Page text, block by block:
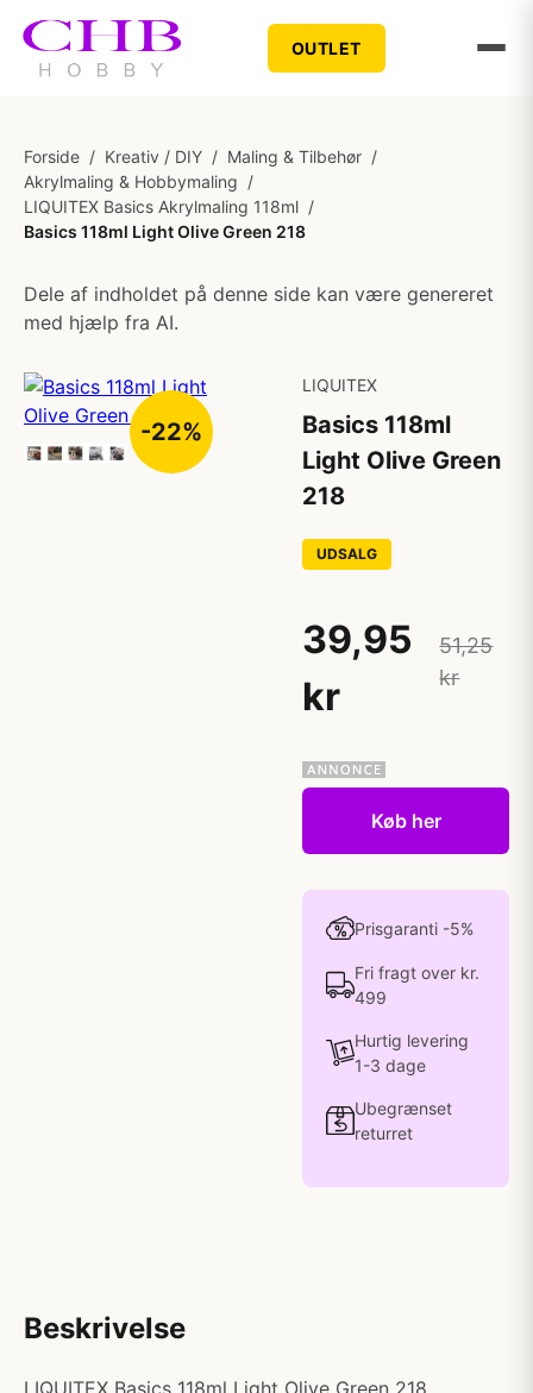
OUTLET
Forside / Kreativ / DIY / Maling & Tilbehør /
Akrylmaling & Hobbymaling /
LIQUITEX Basics Akrylmaling 118ml /
Basics 118ml Light Olive Green 218
Dele af indholdet på denne side kan være genereret
med hjælp fra AI.
-22%
LIQUITEX
Basics 118ml
Light Olive Green
218
UDSALG
39,95
kr
51,25
kr
Køb her
Prisgaranti -5%
Fri fragt over kr.
499
Hurtig levering
1-3 dage
Ubegrænset
returret
Beskrivelse
LIQUITEX Basics 118ml Light Olive Green 218.